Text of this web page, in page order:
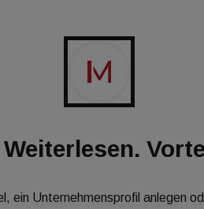
ein Unternehmensprofil anlegen